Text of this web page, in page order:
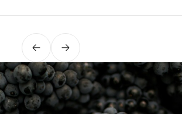
PrécédentSuivant